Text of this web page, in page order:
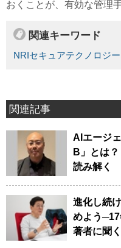
おくことが、有効な管理
関連キーワード
NRIセキュアテクノロジ
関連記事
AIエージ
B」とは
読み解く
進化し続
めよう
著者に聞く